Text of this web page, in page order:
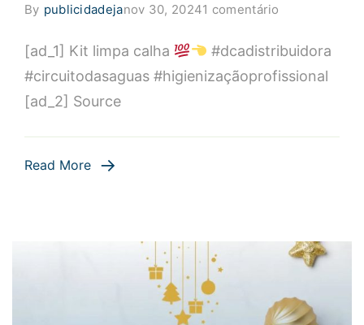
By publicidadejanov 30, 20241 comentário
limpa
calha
[ad_1] Kit limpa calha
#dcadistribuidora
#circuitodasaguas #higienizaçãoprofissional
[ad_2] Source
Read More